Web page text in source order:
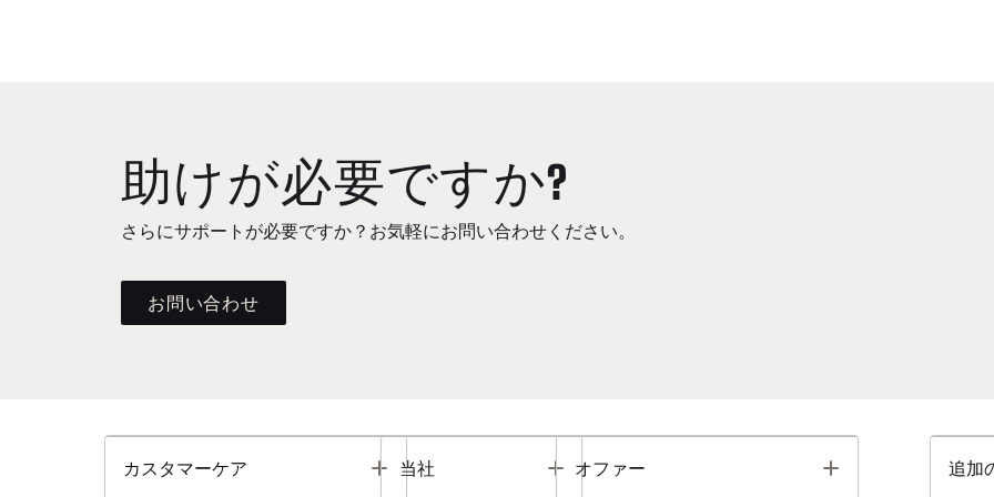
助けが必要ですか?
さらにサポートが必要ですか？お気軽にお問い合わせください。
お問い合わせ
カスタマーケア Toggle
当社 Toggle
オファー Toggle 追加